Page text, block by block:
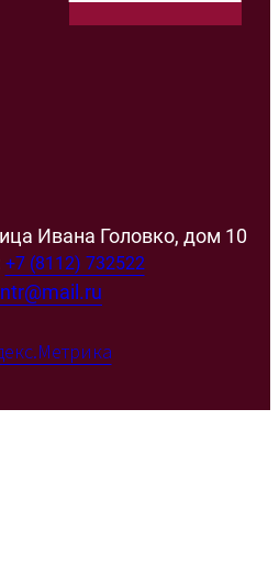
Ивана Головко, дом 10
+7 (8112) 732522